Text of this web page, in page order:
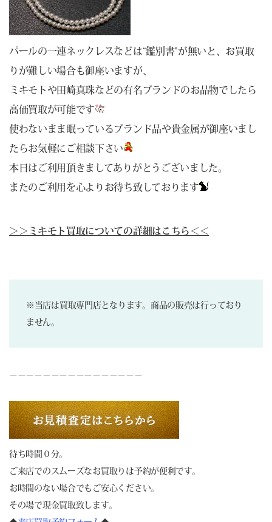
パールの一連ネックレスなどは“鑑別書”が無いと、お買取
りが難しい場合も御座いますが、
ミキモトや田崎真珠などの有名ブランドのお品物でしたら
高価買取が可能です
使わないまま眠っているブランド品や貴金属が御座いまし
たらお気軽にご相談下さい
本日はご利用頂きましてありがとうございました。
またのご利用を心よりお待ち致しております
＞＞ミキモト買取についての詳細はこちら＜＜
※当店は買取専門店となります。商品の販売は行っており
ません。
－－－－－－－－－－－－－－－－
待ち時間０分。
ご来店でのスムーズなお買取りは予約が便利です。
お時間のない場合でもご安心ください。
その場で現金買取致します。